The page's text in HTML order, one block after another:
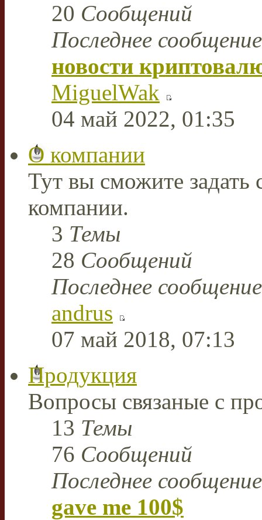
20 Сообщений
Последнее сообщение
новости
MiguelWak
04 май 2022, 01:35
О компании
Тут вы сможите
компании.
3 Темы
28 Сообщений
Последнее сообщение
andrus
07 май 2018, 07:13
Продукция
Вопросы связаные с
13 Темы
76 Сообщений
Последнее сообщение
gave me 100$